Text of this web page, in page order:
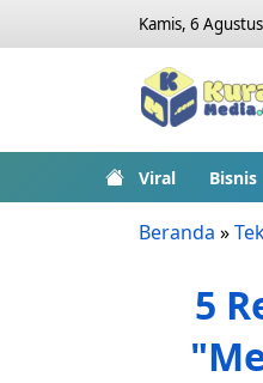
Kamis, 6
Viral Bisnis
Beranda »
5